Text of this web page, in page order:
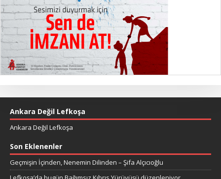
Ankara Değil Lefkoşa
Ankara Değil Lefkoşa
Son Eklenenler
Geçmişin İçinden, Nenemin Dilinden – Şifa Alçıcıoğlu